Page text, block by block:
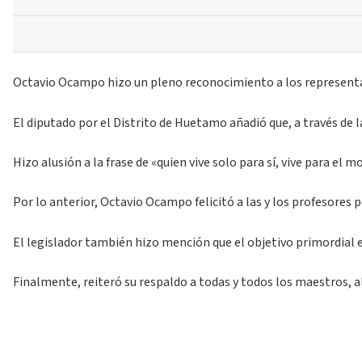
Octavio Ocampo hizo un pleno reconocimiento a los
El diputado por el Distrito de Huetamo añadió que, a través de
Hizo alusión a la frase de «quien vive solo para sí, vive para el
Por lo anterior, Octavio Ocampo felicitó a las y los profesores
El legislador también hizo mención que el objetivo primordial
Finalmente, reiteró su respaldo a todas y todos los maestros,